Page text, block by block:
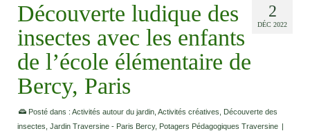
2
DÉC 2022
Découverte ludique des
insectes avec les enfants
de l’école élémentaire de
Bercy, Paris
Posté dans : Activités autour du jardin Activités créatives
Découverte des
insectes Jardin Traversine - Paris Bercy, Potagers Pédagogiques Traversine |